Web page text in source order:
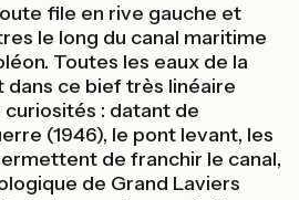
file en rive gauche et
le long du canal maritime
Toutes les eaux de la
dans ce bief très linéaire
curiosités : datant de
(1946), le pont levant, les
de franchir le canal,
de Grand Laviers